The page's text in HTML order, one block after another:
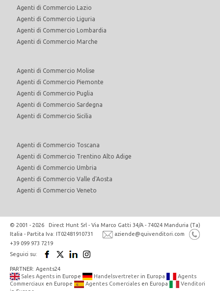
Agenti di Commercio Lazio
Agenti di Commercio Liguria
Agenti di Commercio Lombardia
Agenti di Commercio Marche
Agenti di Commercio Molise
Agenti di Commercio Piemonte
Agenti di Commercio Puglia
Agenti di Commercio Sardegna
Agenti di Commercio Sicilia
Agenti di Commercio Toscana
Agenti di Commercio Trentino Alto Adige
Agenti di Commercio Umbria
Agenti di Commercio Valle d'Aosta
Agenti di Commercio Veneto
© 2001 - 2026 Direct Hunt Srl - Via Marco Gatti 34/A - 74024 Manduria (Ta)
Italia - Partita Iva: IT02481910731
aziende@quivenditori.com
+39 099 973 7219
Seguici su:
PARTNER: Agents24
Sales Agents in Europe Handelsvertreter in Europa
Agents
Commerciaux en Europe Agentes Comerciales en Europa
Venditori